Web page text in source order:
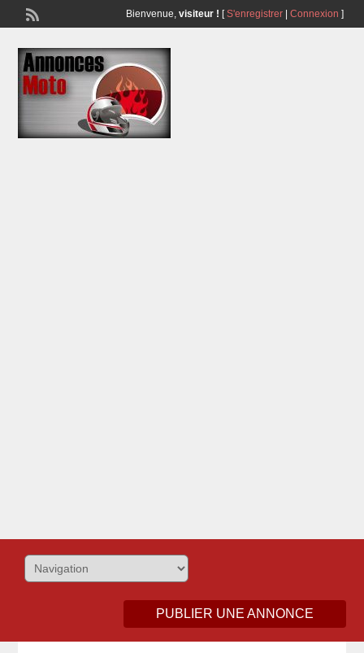
Bienvenue, visiteur ! [S'enregistrer| Connexion ]
PUBLIER UNE ANNONCE